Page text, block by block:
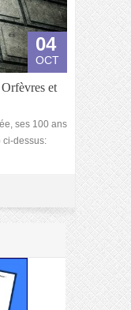
04
OCT
et
ses 100 ans
ci-dessus: